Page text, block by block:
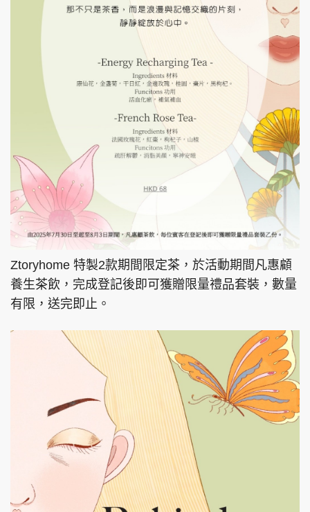
Ztoryhome 特製2款期間限定茶，於活動期間凡惠顧
養生茶飲，完成登記後即可獲贈限量禮品套裝，數量
有限，送完即止。